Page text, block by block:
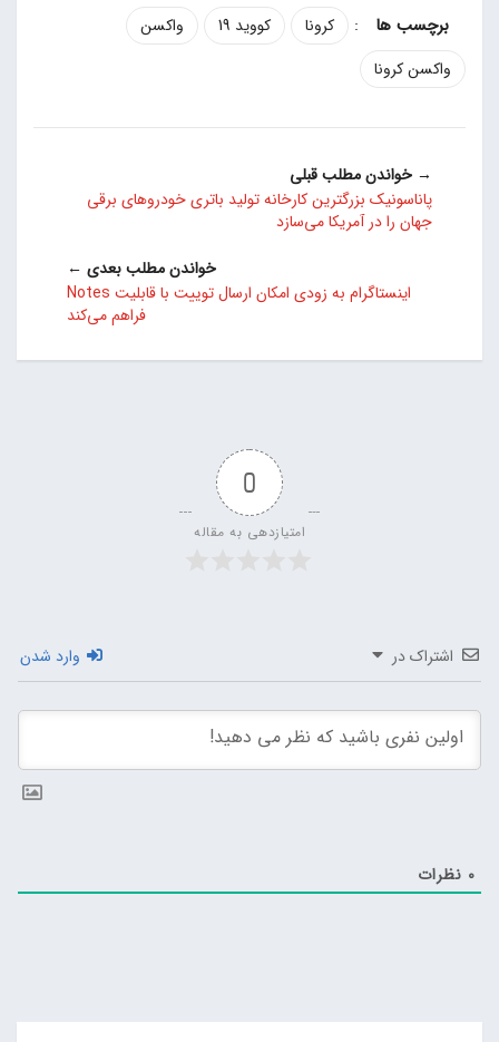
: کرونا کووید 19
واکسن
واکسن کرونا
→ خواندن مطلب قبلی
پاناسونیک بزرگترین کارخانه تولید باتری خودروهای برقی
جهان را در آمریکا می‌سازد
خواندن مطلب بعدی ←
اینستاگرام به زودی امکان ارسال توییت با قابلیت Notes
فراهم می‌کند
0
امتیازدهی به مقاله
اشتراک در وارد شدن
0 نظرات